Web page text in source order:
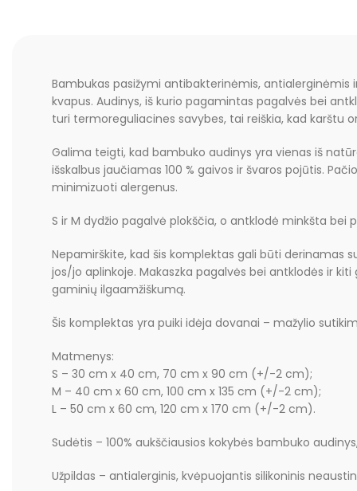
Bambukas pasižymi antibakterinėmis, antialerginėmis
kvapus. Audinys, iš kurio pagamintas pagalvės bei
turi termoreguliacines savybes, tai reiškia, kad karštu
Galima teigti, kad bambuko audinys yra vienas iš
išskalbus jaučiamas 100 % gaivos ir švaros pojūtis.
minimizuoti alergenus.
S ir M dydžio pagalvė plokščia, o antklodė minkšta bei
Nepamirškite, kad šis komplektas gali būti derinamas
jos/jo aplinkoje. Makaszka pagalvės bei antklodės ir
gaminių ilgaamžiškumą.
Šis komplektas yra puiki idėja dovanai – mažylio
Matmenys:
S – 30 cm x 40 cm, 70 cm x 90 cm (+/-2 cm);
M – 40 cm x 60 cm, 100 cm x 135 cm (+/-2 cm);
L – 50 cm x 60 cm, 120 cm x 170 cm (+/-2 cm).
Sudėtis – 100% aukščiausios kokybės bambuko
Užpildas – antialerginis, kvėpuojantis silikoninis